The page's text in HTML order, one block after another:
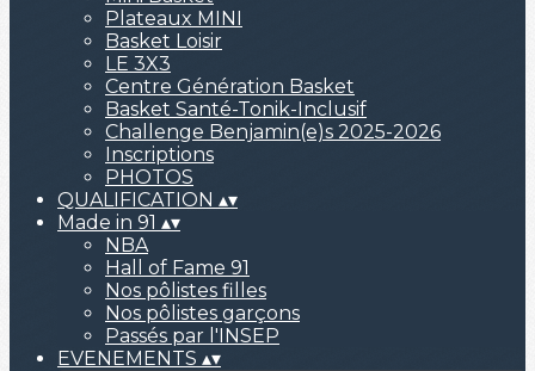
Plateaux MINI
Basket Loisir
LE 3X3
Centre Génération Basket
Basket Santé-Tonik-Inclusif
Challenge Benjamin(e)s 2025-2026
Inscriptions
PHOTOS
QUALIFICATION ▴▾
Made in 91 ▴▾
NBA
Hall of Fame 91
Nos pôlistes filles
Nos pôlistes garçons
Passés par l'INSEP
EVENEMENTS ▴▾